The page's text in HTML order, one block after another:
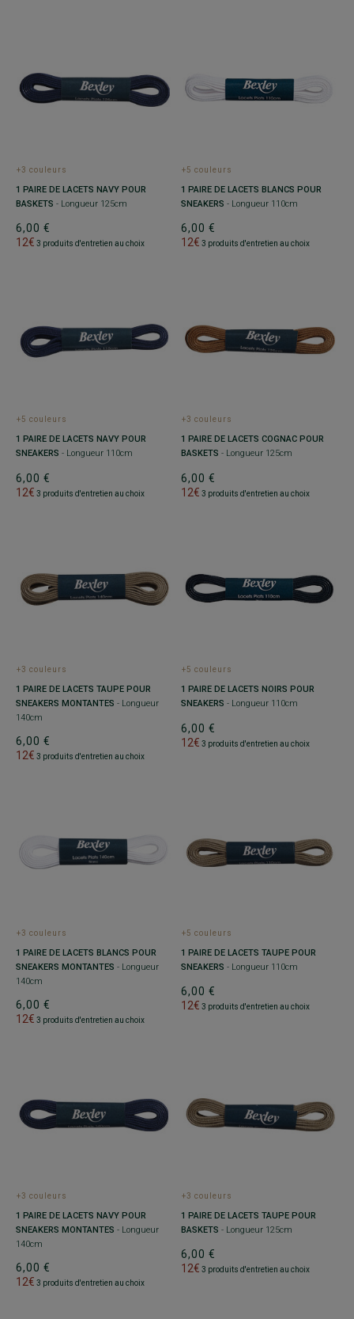
+3 couleurs
1 PAIRE DE LACETS NAVY POUR
BASKETS - Longueur 125cm
6,00 €
12€ 3 produits d'entretien au choix
+5 couleurs
1 PAIRE DE LACETS BLANCS POUR
SNEAKERS - Longueur 110cm
6,00 €
12€ 3 produits d'entretien au choix
+5 couleurs
1 PAIRE DE LACETS NAVY POUR
SNEAKERS - Longueur 110cm
6,00 €
12€ 3 produits d'entretien au choix
+3 couleurs
1 PAIRE DE LACETS COGNAC POUR
BASKETS - Longueur 125cm
6,00 €
12€ 3 produits d'entretien au choix
+3 couleurs
1 PAIRE DE LACETS TAUPE POUR
SNEAKERS MONTANTES - Longueur
140cm
6,00 €
12€ 3 produits d'entretien au choix
+5 couleurs
1 PAIRE DE LACETS NOIRS POUR
SNEAKERS - Longueur 110cm
6,00 €
12€ 3 produits d'entretien au choix
+3 couleurs
1 PAIRE DE LACETS BLANCS POUR
SNEAKERS MONTANTES - Longueur
140cm
6,00 €
12€ 3 produits d'entretien au choix
+5 couleurs
1 PAIRE DE LACETS TAUPE POUR
SNEAKERS - Longueur 110cm
6,00 €
12€ 3 produits d'entretien au choix
+3 couleurs
1 PAIRE DE LACETS NAVY POUR
SNEAKERS MONTANTES - Longueur
140cm
6,00 €
12€ 3 produits d'entretien au choix
+3 couleurs
1 PAIRE DE LACETS TAUPE POUR
BASKETS - Longueur 125cm
6,00 €
12€ 3 produits d'entretien au choix